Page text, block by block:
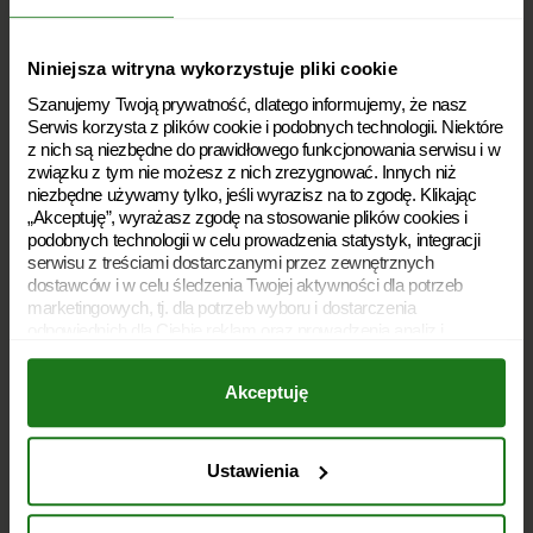
Niniejsza witryna wykorzystuje pliki cookie
Szanujemy Twoją prywatność, dlatego informujemy, że nasz
Serwis korzysta z plików cookie i podobnych technologii. Niektóre
z nich są niezbędne do prawidłowego funkcjonowania serwisu i w
związku z tym nie możesz z nich zrezygnować. Innych niż
niezbędne używamy tylko, jeśli wyrazisz na to zgodę. Klikając
„Akceptuję”, wyrażasz zgodę na stosowanie plików cookies i
podobnych technologii w celu prowadzenia statystyk, integracji
serwisu z treściami dostarczanymi przez zewnętrznych
dostawców i w celu śledzenia Twojej aktywności dla potrzeb
marketingowych, tj. dla potrzeb wyboru i dostarczenia
wycofać, zmieniając ustawienia przeglądarki. Wycofanie zgody
pozostanie bez wpływu na zgodność z prawem używania plików
cookies i podobnych technologii, którego dokonano na podstawie
zgody przed jej wycofaniem. Jednocześnie informujemy, że
siedzibą w Warszawie, ul. Żwirki i Wigury 16 C, 02-092
Akceptuję
Ustawienia
Dostępność
Kariera
O nas
Umowa pożyczki
Lifestyle
Aplikacja Mobilna
Regulamin Świadczenia Usług Drogą Elektroniczną